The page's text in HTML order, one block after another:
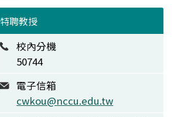
特聘教授
校內分機
50744
電子信箱
cwkou@nccu.edu.tw